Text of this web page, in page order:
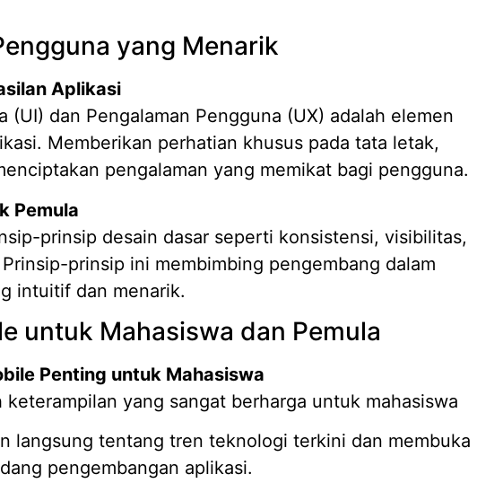
yang Menarik
Aplikasi
(UI) dan Pengalaman Pengguna (UX) adalah elemen
Memberikan perhatian khusus pada tata letak,
pengalaman yang memikat bagi pengguna.
Pemula
prinsip desain dasar seperti konsistensi, visibilitas,
prinsip ini membimbing pengembang dalam
intuitif dan menarik.
untuk Mahasiswa dan Pemula
Penting untuk Mahasiswa
keterampilan yang sangat berharga untuk mahasiswa
langsung tentang tren teknologi terkini dan membuka
pengembangan aplikasi.